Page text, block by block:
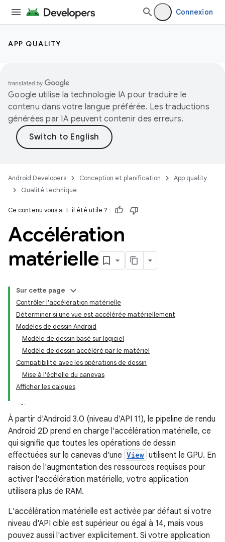
Connexion
APP QUALITY
Google utilise la technologie IA pour traduire le
contenu dans votre langue préférée. Les traductions
générées par IA peuvent contenir des erreurs.
Android Developers Conception et planification
App quality
Qualité technique
Ce contenu vous a-t-il été utile ?
Accélération
matérielle
Sur cette page
Contrôler l'accélération matérielle
Déterminer si une vue est accélérée matériellement
Modèles de dessin Android
Modèle de dessin basé sur logiciel
Modèle de dessin accéléré par le matériel
Compatibilité avec les opérations de dessin
Mise à l'échelle du canevas
Afficher les calques
À partir d'Android 3.0 (niveau d'API 11), le pipeline de rendu
Android 2D prend en charge l'accélération matérielle, ce
qui signifie que toutes les opérations de dessin
effectuées sur le canevas d'une View utilisent le GPU. En
raison de l'augmentation des ressources requises pour
activer l'accélération matérielle, votre application
utilisera plus de RAM.
L'accélération matérielle est activée par défaut si votre
niveau d'API cible est supérieur ou égal à 14, mais vous
pouvez aussi l'activer explicitement. Si votre application